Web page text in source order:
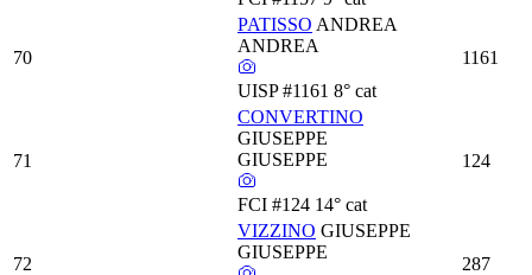
70
PATISSO ANDREA
ANDREA
UISP #1161 8° cat
1161
71
CONVERTINO
GIUSEPPE
GIUSEPPE
FCI #124 14° cat
124
72
VIZZINO GIUSEPPE
GIUSEPPE
287